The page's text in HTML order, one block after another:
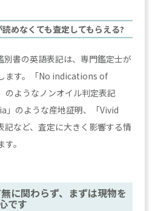
めなくても査定してもらえる?
別書の英語表記は、専門鑑定士が
ます。「No indications of
ようなノンオイル判定表記
のような産地証明、「Vivid
など、査定に大きく影響する情
。
に関わらず、まずは現物を
です